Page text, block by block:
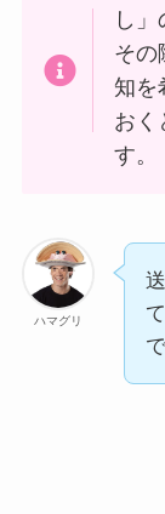
し」
その
知を
おく
す。
ハマグリ